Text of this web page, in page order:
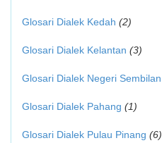
Glosari Dialek Kedah (2)
Glosari Dialek Kelantan (3)
Glosari Dialek Negeri Sembilan
Glosari Dialek Pahang (1)
Glosari Dialek Pulau Pinang (6)